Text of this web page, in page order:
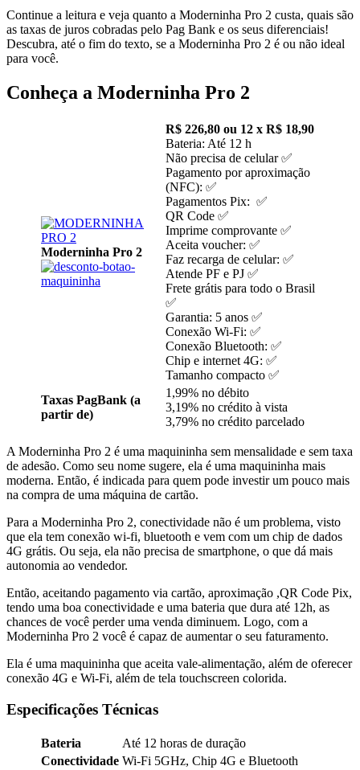
Continue a leitura e veja quanto a Moderninha Pro 2 custa, quais são
as taxas de juros cobradas pelo Pag Bank e os seus diferenciais!
Descubra, até o fim do texto, se a Moderninha Pro 2 é ou não ideal
para você.
Conheça a Moderninha Pro 2
Moderninha Pro 2
R$ 226,80 ou 12 x R$ 18,90
Bateria: Até 12 h
Não precisa de celular ✅
Pagamento por aproximação
(NFC): ✅
Pagamentos Pix: ✅
QR Code ✅
Imprime comprovante ✅
Aceita voucher: ✅
Faz recarga de celular: ✅
Atende PF e PJ ✅
Frete grátis para todo o Brasil
✅
Garantia: 5 anos ✅
Conexão Wi-Fi: ✅
Conexão Bluetooth: ✅
Chip e internet 4G: ✅
Tamanho compacto ✅
Taxas PagBank (a
partir de)
1,99% no débito
3,19% no crédito à vista
3,79% no crédito parcelado
A Moderninha Pro 2 é uma maquininha sem mensalidade e sem taxa
de adesão. Como seu nome sugere, ela é uma maquininha mais
moderna. Então, é indicada para quem pode investir um pouco mais
na compra de uma máquina de cartão.
Para a Moderninha Pro 2, conectividade não é um problema, visto
que ela tem conexão wi-fi, bluetooth e vem com um chip de dados
4G grátis. Ou seja, ela não precisa de smartphone, o que dá mais
autonomia ao vendedor.
Então, aceitando pagamento via cartão, aproximação ,QR Code Pix,
tendo uma boa conectividade e uma bateria que dura até 12h, as
chances de você perder uma venda diminuem. Logo, com a
Moderninha Pro 2 você é capaz de aumentar o seu faturamento.
Ela é uma maquininha que aceita vale-alimentação, além de oferecer
conexão 4G e Wi-Fi, além de tela touchscreen colorida.
Especificações Técnicas
Bateria
Até 12 horas de duração
Conectividade Wi-Fi 5GHz, Chip 4G e Bluetooth